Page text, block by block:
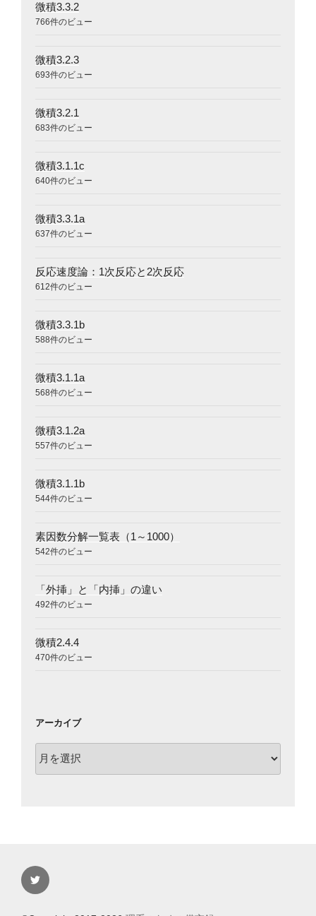
微積3.3.2
766件のビュー
微積3.2.3
693件のビュー
微積3.2.1
683件のビュー
微積3.1.1c
640件のビュー
微積3.3.1a
637件のビュー
反応速度論：1次反応と2次反応
612件のビュー
微積3.3.1b
588件のビュー
微積3.1.1a
568件のビュー
微積3.1.2a
557件のビュー
微積3.1.1b
544件のビュー
素因数分解一覧表（1～1000）
542件のビュー
「外挿」と「内挿」の違い
492件のビュー
微積2.4.4
470件のビュー
アーカイブ
ー
Twitter